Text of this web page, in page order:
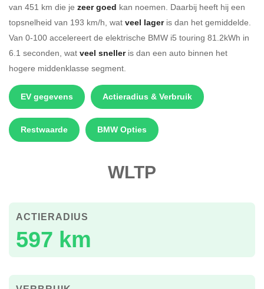
van 451 km die je zeer goed kan noemen. Daarbij heeft hij een
topsnelheid van 193 km/h, wat veel lageris dan het gemiddelde.
Van 0-100 accelereert de elektrische BMW i5 touring 81.2kWh in
6.1 seconden, wat veel snelleris dan een auto binnen het
hogere middenklasse segment.
EV gegevens Actieradius & Verbruik
Restwaarde BMW Opties
WLTP
597 km
ACTIERADIUS